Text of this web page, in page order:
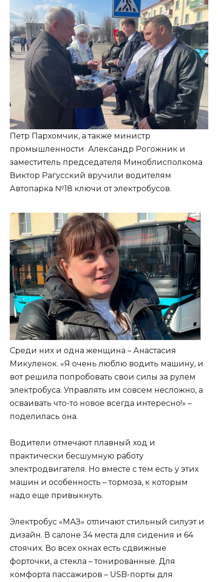
Петр Пархомчик, а также министр
промышленности Александр Рогожник и
заместитель председателя Миноблисполкома
Виктор Рагусский вручили водителям
Автопарка №18 ключи от электробусов.
Среди них и одна женщина – Анастасия
Микуленок. «Я очень люблю водить машину, и
вот решила попробовать свои силы за рулем
электробуса. Управлять им совсем несложно, а
осваивать что-то новое всегда интересно!» –
поделилась она.
Водители отмечают плавный ход и
практически бесшумную работу
электродвигателя. Но вместе с тем есть у этих
машин и особенность – тормоза, к которым
надо еще привыкнуть.
Электробус «МАЗ» отличают стильный силуэт и
дизайн. В салоне 34 места для сидения и 64
стоячих. Во всех окнах есть сдвижные
форточки, а стекла – тонированные. Для
комфорта пассажиров – USB-порты для